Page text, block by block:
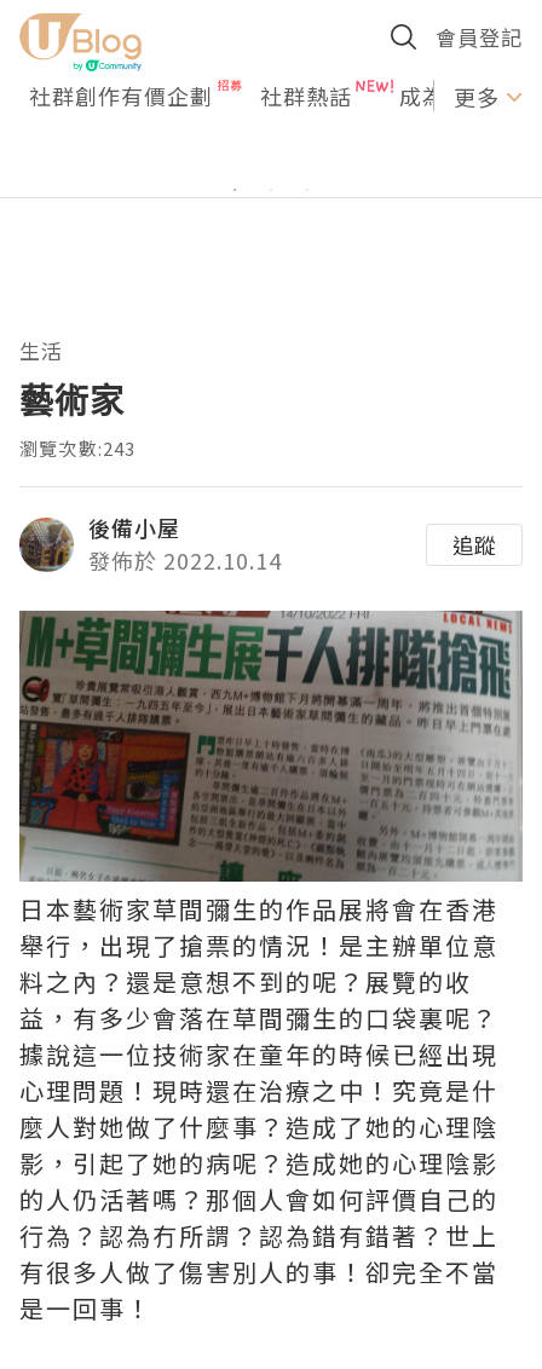
會員登記
社群創作有價企劃 社群熱話 成為U更多
生活
藝術家
瀏覽次數:243
後備小屋
發佈於 2022.10.14
追蹤
日本藝術家草間彌生的作品展將會在香港
舉行，出現了搶票的情況！是主辦單位意
料之內？還是意想不到的呢？展覽的收
益，有多少會落在草間彌生的口袋裏呢？
據說這一位技術家在童年的時候已經出現
心理問題！現時還在治療之中！究竟是什
麼人對她做了什麼事？造成了她的心理陰
影，引起了她的病呢？造成她的心理陰影
的人仍活著嗎？那個人會如何評價自己的
行為？認為冇所謂？認為錯有錯著？世上
有很多人做了傷害別人的事！卻完全不當
是一回事！